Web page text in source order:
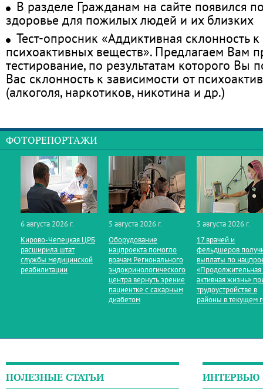
В разделе Гражданам на сайте появился
здоровье для пожилых людей и их близких
Тест-опросник «Аддиктивная склонность
психоактивных веществ». Предлагаем Вам
тестирование, по результатам которого Вы
Вас склонность к зависимости от
(алкоголя, наркотиков, никотина и др.)
ФОТОРЕПОРТАЖИ
6 августа 2026 г.
Кирово‑Чепецкая ЦРБ
расширила штат
службы медицинской
реабилитации
5 августа 2026 г.
Оборудование
нацпроекта помогло
врачам Регионального
эндокринологического
центра вернуть зрение
пациентке с сахарным
диабетом
5 августа 2026 г.
17 врачей и
фельдшеров
выплаты по
«Продолжительная
активная жизнь»
трудоустройстве в
районы в текущем
ПОЛЕЗНЫЕ СТАТЬИ ИНТЕРВЬЮ